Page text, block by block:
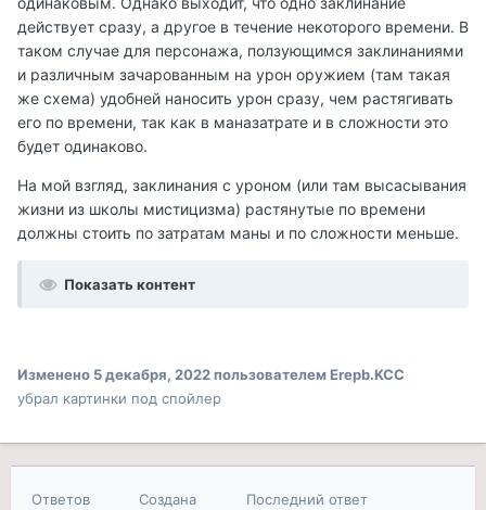
действует сразу, а другое в течение некоторого времени. В
таком случае для персонажа, ползующимся заклинаниями
и различным зачарованным на урон оружием (там такая
же схема) удобней наносить урон сразу, чем растягивать
его по времени, так как в маназатрате и в сложности это
будет одинаково.
На мой взгляд, заклинания с уроном (или там высасывания
жизни из школы мистицизма) растянутые по времени
должны стоить по затратам маны и по сложности меньше.
Показать контент
Изменено 5 декабря, 2022пользователем Erepb.KCC
убрал картинки под спойлер
Ответов Создана Последний ответ